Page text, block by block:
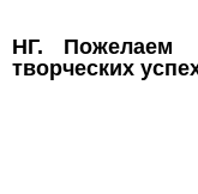
НГ. Пожелаем
творческих